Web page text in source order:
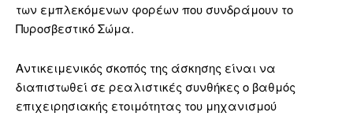
των εμπλεκόμενων φορέων που συνδράμουν το
Πυροσβεστικό Σώμα.
Αντικειμενικός σκοπός της άσκησης είναι να
διαπιστωθεί σε ρεαλιστικές συνθήκες ο βαθμός
επιχειρησιακής ετοιμότητας του μηχανισμού